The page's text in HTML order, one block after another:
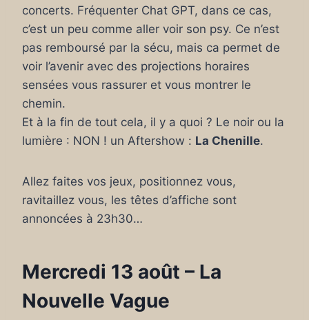
concerts. Fréquenter Chat GPT, dans ce cas,
c’est un peu comme aller voir son psy. Ce n’est
pas remboursé par la sécu, mais ca permet de
voir l’avenir avec des projections horaires
sensées vous rassurer et vous montrer le
chemin.
Et à la fin de tout cela, il y a quoi ? Le noir ou la
lumière : NON ! un Aftershow : La Chenille.
Allez faites vos jeux, positionnez vous,
ravitaillez vous, les têtes d’affiche sont
annoncées à 23h30…
Mercredi 13 août – La
Nouvelle Vague